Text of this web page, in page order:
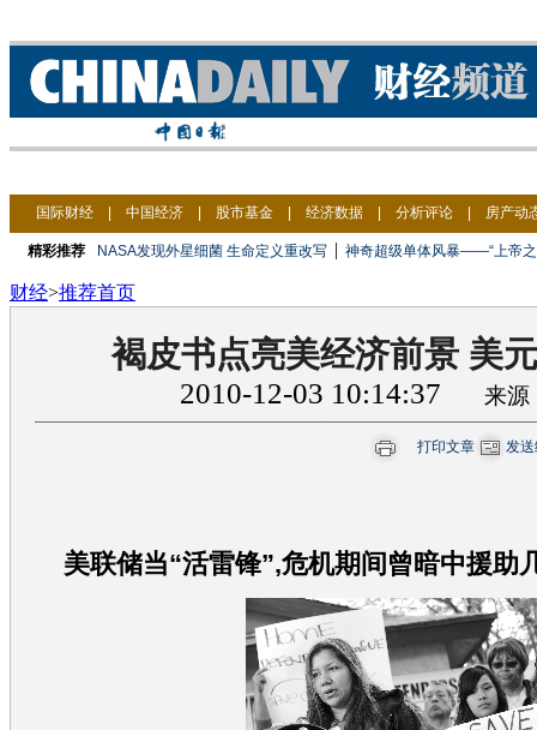
国际财经 中国经济 股市基金 经济数据 分析评论 房产动
精彩推荐 NASA发现外星细菌 生命定义重改写 | 神奇超级单体风暴——“上帝之
财经>推荐首页
褐皮书点亮美经济前景 美
2010-12-03 10:14:37 来源
打印文章 发
美联储当“活雷锋”,危机期间曾暗中援助